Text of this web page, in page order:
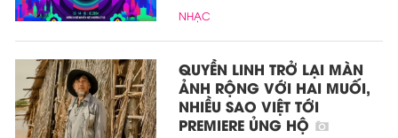
NHẠC
QUYỀN LINH TRỞ LẠI MÀN
ẢNH RỘNG VỚI HAI MUỐI,
NHIỀU SAO VIỆT TỚI
PREMIERE ỦNG HỘ